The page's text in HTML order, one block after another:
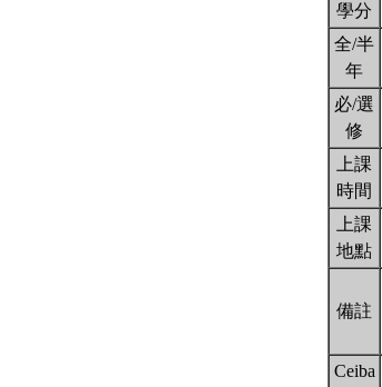
學分
全/半
年
必/選
修
上課
時間
上課
地點
備註
Ceiba